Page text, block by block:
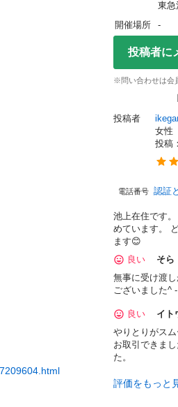
東急
開催場所
-
投稿者に
※問い合わせは会
投稿者
女性
投稿
電話番号 認証
池上在住です
めています。
ます😊
良い
そら
無事に受け渡
ございました^
良い
イト
やりとりがス
お取引できま
た。
評価をもっと